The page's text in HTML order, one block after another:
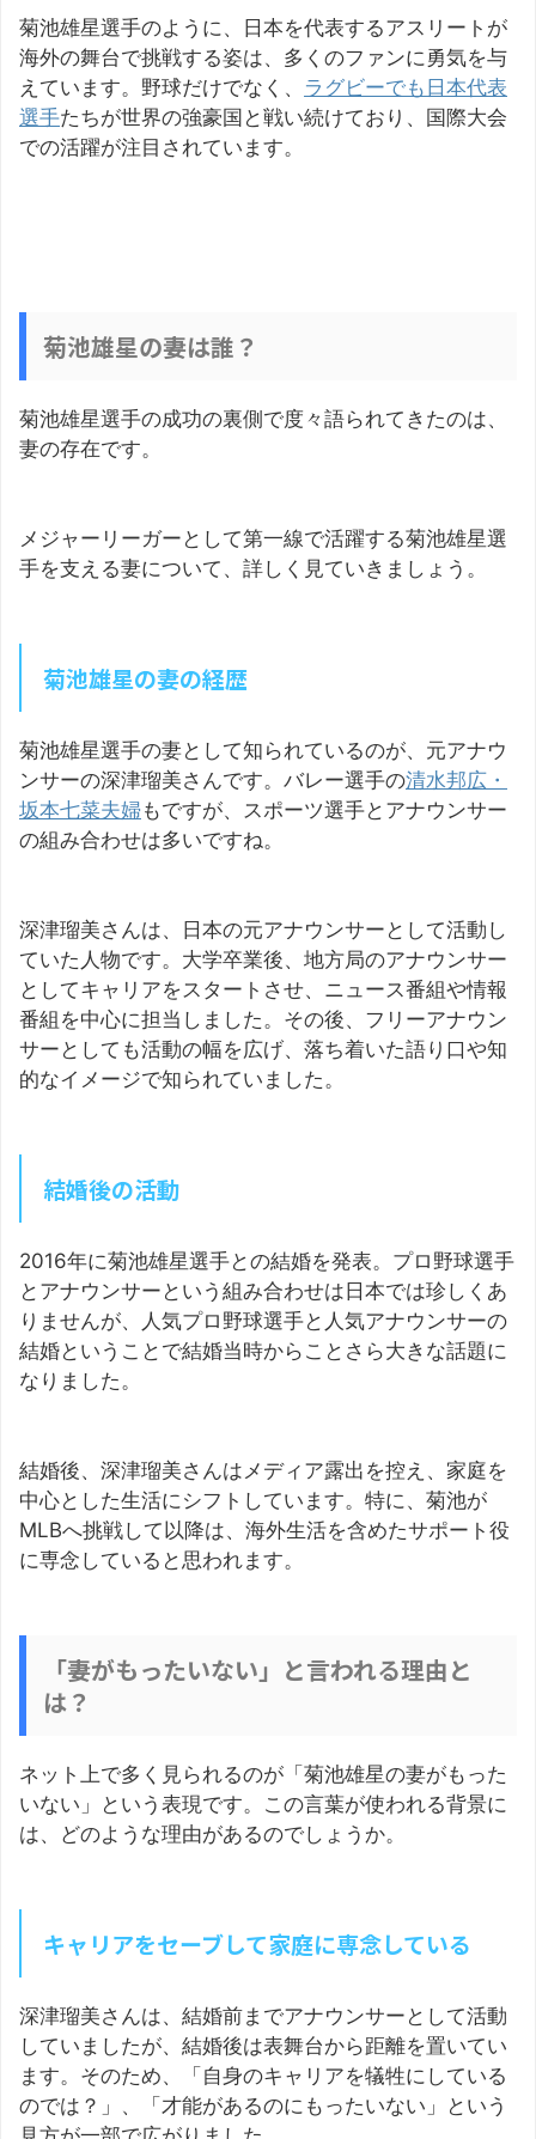
菊池雄星選手のように、日本を代表するアスリートが
海外の舞台で挑戦する姿は、多くのファンに勇気を与
えています。野球だけでなく、 ラグビーでも日本代表
選手たちが世界の強豪国と戦い続けており、国際大会
での活躍が注目されています。
菊池雄星の妻は誰？
菊池雄星選手の成功の裏側で度々語られてきたのは、
妻の存在です。
メジャーリーガーとして第一線で活躍する菊池雄星選
手を支える妻について、詳しく見ていきましょう。
菊池雄星の妻の経歴
菊池雄星選手の妻として知られているのが、元アナウ
ンサーの深津瑠美さんです。バレー選手の清水邦広・
坂本七菜夫婦もですが、スポーツ選手とアナウンサー
の組み合わせは多いですね。
深津瑠美さんは、日本の元アナウンサーとして活動し
ていた人物です。大学卒業後、地方局のアナウンサー
としてキャリアをスタートさせ、ニュース番組や情報
番組を中心に担当しました。その後、フリーアナウン
サーとしても活動の幅を広げ、落ち着いた語り口や知
的なイメージで知られていました。
結婚後の活動
2016年に菊池雄星選手との結婚を発表。プロ野球選手
とアナウンサーという組み合わせは日本では珍しくあ
りませんが、人気プロ野球選手と人気アナウンサーの
結婚ということで結婚当時からことさら大きな話題に
なりました。
結婚後、深津瑠美さんはメディア露出を控え、家庭を
中心とした生活にシフトしています。特に、菊池が
MLBへ挑戦して以降は、海外生活を含めたサポート役
に専念していると思われます。
「妻がもったいない」と言われる理由と
は？
ネット上で多く見られるのが「菊池雄星の妻がもった
いない」という表現です。この言葉が使われる背景に
は、どのような理由があるのでしょうか。
キャリアをセーブして家庭に専念している
深津瑠美さんは、結婚前までアナウンサーとして活動
していましたが、結婚後は表舞台から距離を置いてい
ます。そのため、「自身のキャリアを犠牲にしている
のでは？」、「才能があるのにもったいない」という